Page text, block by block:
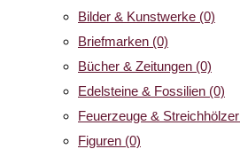
Bilder & Kunstwerke (0)
Briefmarken (0)
Bücher & Zeitungen (0)
Edelsteine & Fossilien (0)
Feuerzeuge & Streichhölzer
Figuren (0)